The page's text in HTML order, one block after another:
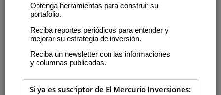
Obtenga herramientas para construir su
portafolio.
Reciba reportes periódicos para entender y
mejorar su estrategia de inversión.
Reciba un newsletter con las informaciones
y columnas publicadas.
Si ya es suscriptor de El Mercurio Inversiones: